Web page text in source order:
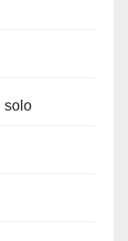
solo